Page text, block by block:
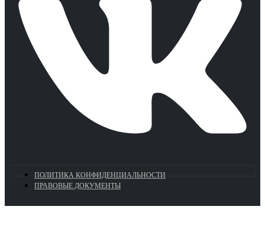
ПОЛИТИКА КОНФИДЕНЦИАЛЬНОСТИ
ПРАВОВЫЕ ДОКУМЕНТЫ